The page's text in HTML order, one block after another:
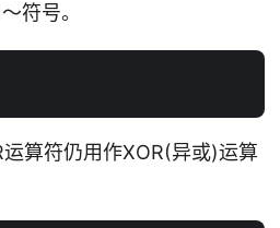
符号。
算符仍用作XOR(异或)运算